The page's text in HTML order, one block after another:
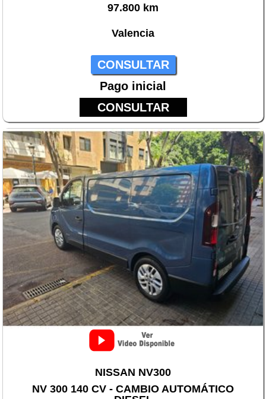
97.800 km
Valencia
CONSULTAR
Pago inicial
CONSULTAR
NISSAN NV300
NV 300 140 CV - CAMBIO AUTOMÁTICO